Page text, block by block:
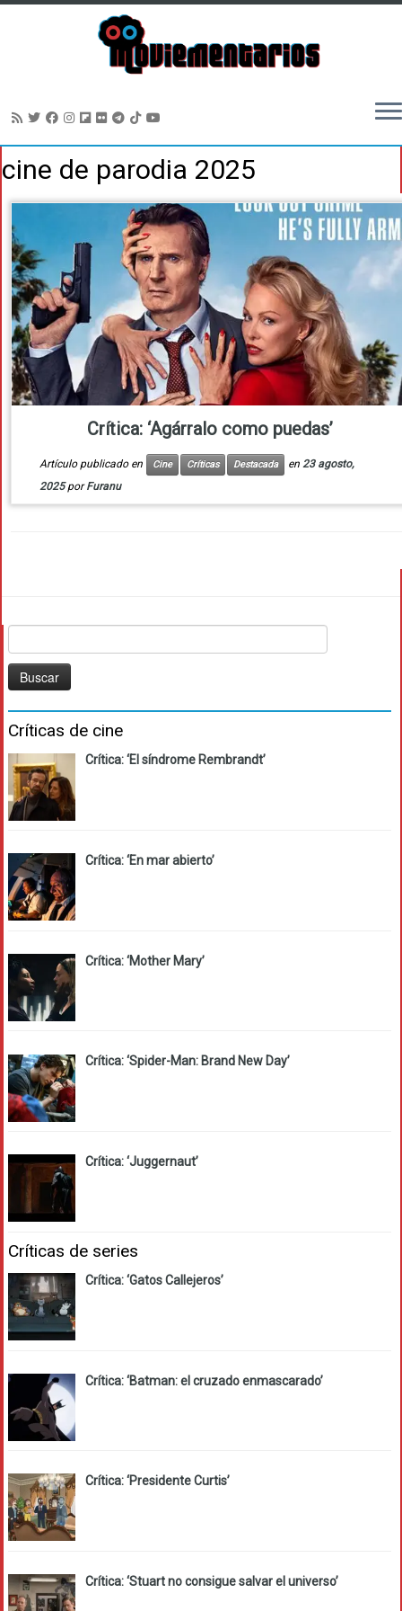
alcine de parodia 2025
Crítica: ‘Agárralo como puedas’
Artículo publicado en Cine Críticas Destacada en 23 agosto,
2025 porFuranu
Críticas de cine
Crítica: ‘El síndrome Rembrandt’
Crítica: ‘En mar abierto’
Crítica: ‘Mother Mary’
Crítica: ‘Spider-Man: Brand New Day’
Crítica: ‘Juggernaut’
Críticas de series
Crítica: ‘Gatos Callejeros’
Crítica: ‘Batman: el cruzado enmascarado’
Crítica: ‘Presidente Curtis’
Crítica: ‘Stuart no consigue salvar el universo’